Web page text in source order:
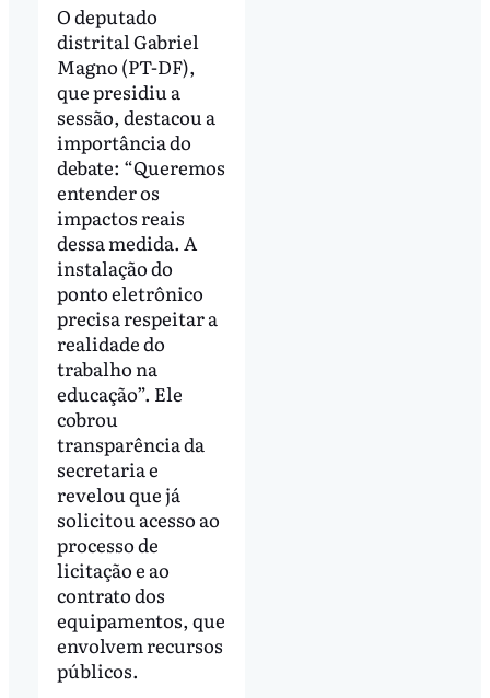
O deputado
distrital Gabriel
Magno (PT-DF),
que presidiu a
sessão, destacou a
importância do
debate: “Queremos
entender os
impactos reais
dessa medida. A
instalação do
ponto eletrônico
precisa respeitar a
realidade do
trabalho na
educação”. Ele
cobrou
transparência da
secretaria e
revelou que já
solicitou acesso ao
processo de
licitação e ao
contrato dos
equipamentos, que
envolvem recursos
públicos.